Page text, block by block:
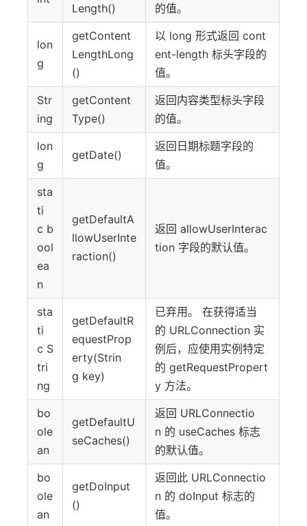
Length()
的值。
lon
g
getContent
LengthLong
()
以 long 形式返回 cont
ent-length 标头字段的
值。
Str
ing
getContent
Type()
返回内容类型标头字段
的值。
lon
g
getDate()
返回日期标题字段的
值。
sta
ti
c b
ool
ea
n
getDefaultA
llowUserInte
raction()
返回 allowUserInterac
tion 字段的默认值。
sta
ti
c S
tri
ng
getDefaultR
equestProp
erty(Strin
g key)
已弃用。 在获得适当
的 URLConnection 实
例后，应使用实例特定
的 getRequestPropert
y 方法。
bo
ole
an
getDefaultU
seCaches()
返回 URLConnectio
n 的 useCaches 标志
的默认值。
bo
ole
an
getDoInput
()
返回此 URLConnectio
n 的 doInput 标志的
值。